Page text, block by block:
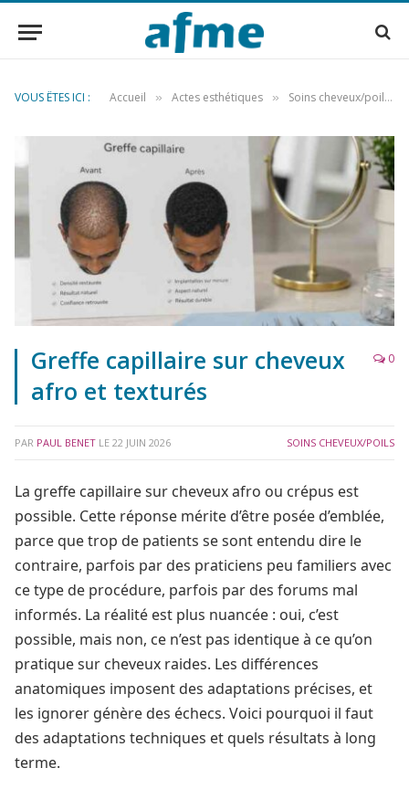
VOUS ÊTES ICI : Accueil » Actes esthétiques » Soins cheveux/poils
Greffe capillaire sur cheveux
afro et texturés
0
PAR PAUL BENET LE 22 JUIN 2026 SOINS CHEVEUX/POILS
La greffe capillaire sur cheveux afro ou crépus est
possible. Cette réponse mérite d’être posée d’emblée,
parce que trop de patients se sont entendu dire le
contraire, parfois par des praticiens peu familiers avec
ce type de procédure, parfois par des forums mal
informés. La réalité est plus nuancée : oui, c’est
possible, mais non, ce n’est pas identique à ce qu’on
pratique sur cheveux raides. Les différences
anatomiques imposent des adaptations précises, et
les ignorer génère des échecs. Voici pourquoi il faut
des adaptations techniques et quels résultats à long
terme.